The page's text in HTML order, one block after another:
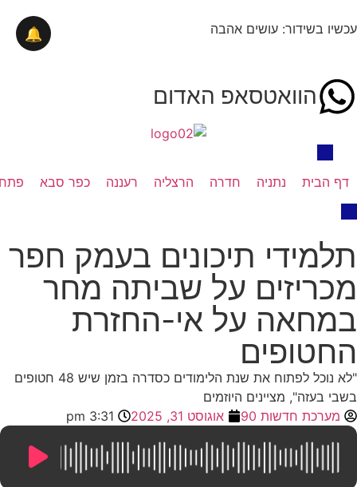
עכשיו בשידור: עושים אהבה
הוואטסאפ האדום
דף הבית נתניה חדרה הרצליה רעננה כפר סבא
תלמידי תיכונים בעמק חפר
מכריזים על שביתה מחר
במחאה על אי-החזרת
החטופים
"לא נוכל לפתוח את שנת הלימודים כסדרה בזמן שיש 48 חטופים
בשבי בעזה", מציינים היוזמים
מערכת חדשות 90
אוגוסט 31, 2025 3:31 pm
🔔